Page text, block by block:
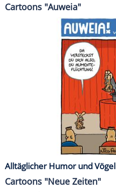
Cartoons "Auweia"
Alltäglicher Humor und Vögel
Cartoons "Neue Zeiten"